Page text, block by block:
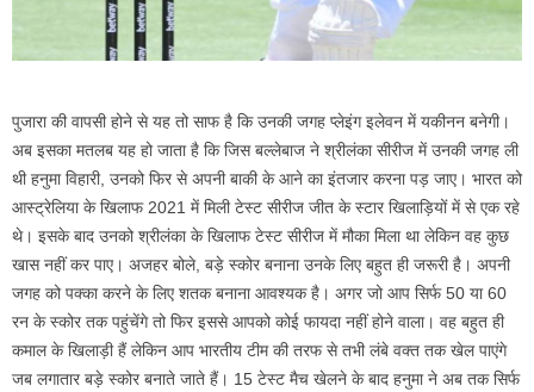
पुजारा की वापसी होने से यह तो साफ है कि उनकी जगह प्लेइंग इलेवन में यकीनन बनेगी।
अब इसका मतलब यह हो जाता है कि जिस बल्लेबाज ने श्रीलंका सीरीज में उनकी जगह ली
थी हनुमा विहारी, उनको फिर से अपनी बाकी के आने का इंतजार करना पड़ जाए। भारत को
आस्ट्रेलिया के खिलाफ 2021 में मिली टेस्ट सीरीज जीत के स्टार खिलाड़ियों में से एक रहे
थे। इसके बाद उनको श्रीलंका के खिलाफ टेस्ट सीरीज में मौका मिला था लेकिन वह कुछ
खास नहीं कर पाए। अजहर बोले, बड़े स्कोर बनाना उनके लिए बहुत ही जरूरी है। अपनी
जगह को पक्का करने के लिए शतक बनाना आवश्यक है। अगर जो आप सिर्फ 50 या 60
रन के स्कोर तक पहुंचेंगे तो फिर इससे आपको कोई फायदा नहीं होने वाला। वह बहुत ही
कमाल के खिलाड़ी हैं लेकिन आप भारतीय टीम की तरफ से तभी लंबे वक्त तक खेल पाएंगे
जब लगातार बड़े स्कोर बनाते जाते हैं। 15 टेस्ट मैच खेलने के बाद हनुमा ने अब तक सिर्फ